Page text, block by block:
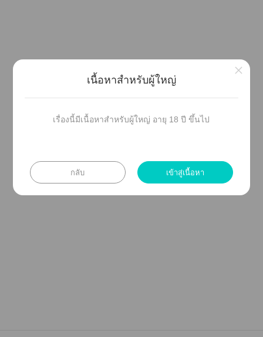
ช่องาาติดต่อ
Twitter ::https://twitter.com/hermitbooks
เนื้อหาสำหรับผู้ใหญ่
เรื่องนี้มีเนื้อหาสำหรับผู้ใหญ่ อายุ 18 ปี ขึ้นไป
กลับ เข้าสู่เนื้อหา
×